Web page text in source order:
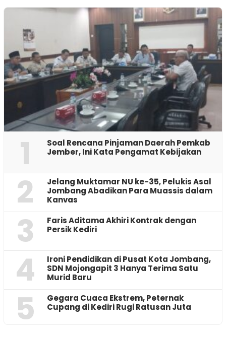
1
‎Soal Rencana Pinjaman Daerah Pemkab
Jember, Ini Kata Pengamat Kebijakan ‎
2
Jelang Muktamar NU ke-35, Pelukis Asal
Jombang Abadikan Para Muassis dalam
Kanvas
3
Faris Aditama Akhiri Kontrak dengan
Persik Kediri
4
Ironi Pendidikan di Pusat Kota Jombang,
SDN Mojongapit 3 Hanya Terima Satu
Murid Baru
5
‎Gegara Cuaca Ekstrem, Peternak
Cupang di Kediri Rugi Ratusan Juta